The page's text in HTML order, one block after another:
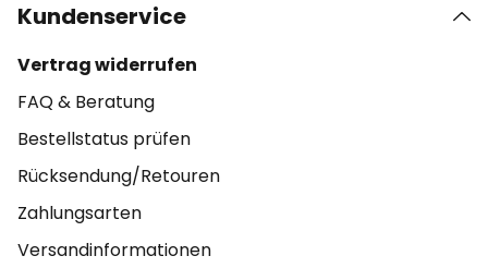
Kundenservice
Vertrag widerrufen
FAQ & Beratung
Bestellstatus prüfen
Rücksendung/Retouren
Zahlungsarten
Versandinformationen